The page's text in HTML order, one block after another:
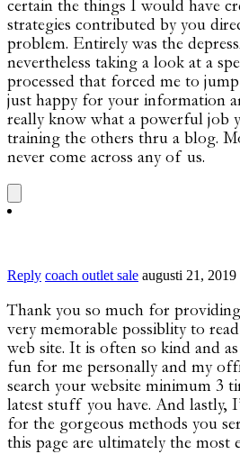
certain the things I would have
strategies contributed by you
problem. Entirely was the
nevertheless taking a look at a
processed that forced me to
just happy for your information
really know what a powerful job
training the others thru a blog.
never come across any of us.
Reply coach outlet sale augusti 21, 2019
Thank you so much for
very memorable possiblity to
web site. It is often so kind and
fun for me personally and my
search your website minimum 3
latest stuff you have. And lastly,
for the gorgeous methods you
this page are ultimately the most